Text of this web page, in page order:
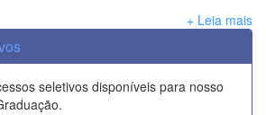
+ Leia mais
seletivos disponíveis para nosso